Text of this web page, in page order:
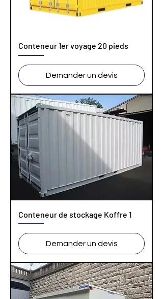
Conteneur 1er voyage 20 pieds
Demander un devis
Conteneur de stockage Koffre 1
Demander un devis